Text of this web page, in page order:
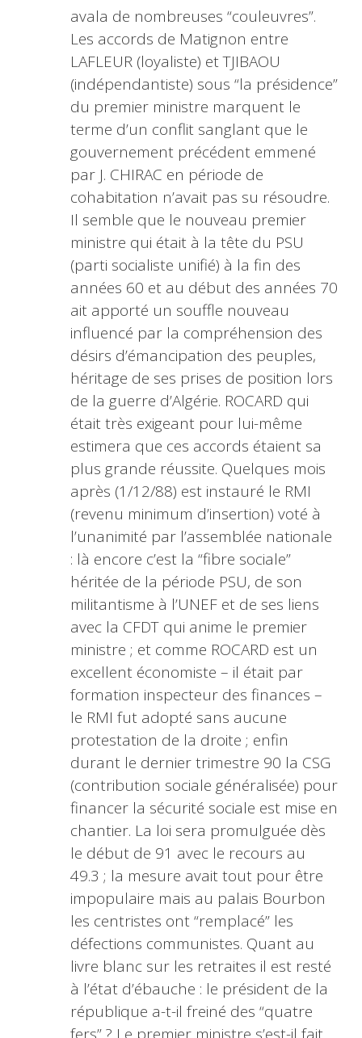
avala de nombreuses “couleuvres”.
Les accords de Matignon entre
LAFLEUR (loyaliste) et TJIBAOU
(indépendantiste) sous “la présidence”
du premier ministre marquent le
terme d’un conflit sanglant que le
gouvernement précédent emmené
par J. CHIRAC en période de
cohabitation n’avait pas su résoudre.
Il semble que le nouveau premier
ministre qui était à la tête du PSU
(parti socialiste unifié) à la fin des
années 60 et au début des années 70
ait apporté un souffle nouveau
influencé par la compréhension des
désirs d’émancipation des peuples,
héritage de ses prises de position lors
de la guerre d’Algérie. ROCARD qui
était très exigeant pour lui-même
estimera que ces accords étaient sa
plus grande réussite. Quelques mois
après (1/12/88) est instauré le RMI
(revenu minimum d’insertion) voté à
l’unanimité par l’assemblée nationale
: là encore c’est la “fibre sociale”
héritée de la période PSU, de son
militantisme à l’UNEF et de ses liens
avec la CFDT qui anime le premier
ministre ; et comme ROCARD est un
excellent économiste – il était par
formation inspecteur des finances –
le RMI fut adopté sans aucune
protestation de la droite ; enfin
durant le dernier trimestre 90 la CSG
(contribution sociale généralisée) pour
financer la sécurité sociale est mise en
chantier. La loi sera promulguée dès
le début de 91 avec le recours au
49.3 ; la mesure avait tout pour être
impopulaire mais au palais Bourbon
les centristes ont “remplacé” les
défections communistes. Quant au
livre blanc sur les retraites il est resté
à l’état d’ébauche : le président de la
république a-t-il freiné des “quatre